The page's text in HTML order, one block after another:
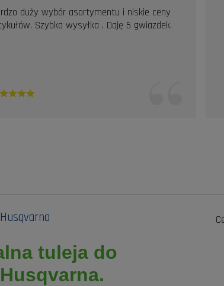
duży wybór asortymentu i niskie ceny
Szybka wysyłka . Daję 5 gwiazdek.
tuleja do